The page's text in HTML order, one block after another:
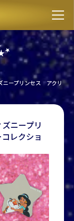
ニープリンセス アクリ
ニープリ
レクショ